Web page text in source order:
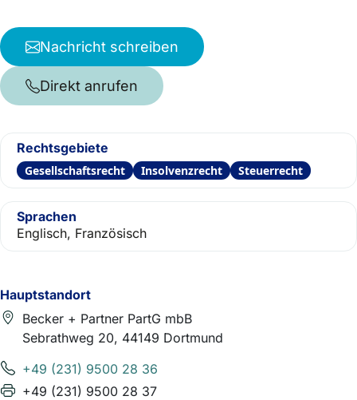
Hauptstandort
Becker + Partner PartG mbB
Sebrathweg 20, 44149 Dortmund
+49 (231) 9500 28 36
+49 (231) 9500 28 37
Nachricht schreiben
Direkt anrufen
Rechtsgebiete
Gesellschaftsrecht Insolvenzrecht Steuerrecht
Sprachen
Englisch, Französisch